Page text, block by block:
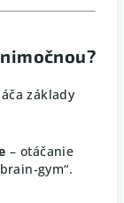
základy
– otáčanie